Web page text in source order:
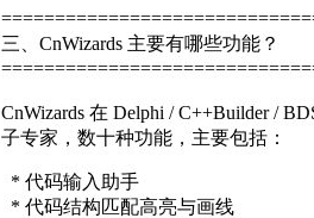
三、CnWizards 主要有哪些功能？
CnWizards 在 Delphi / C++Builder /
子专家，数十种功能，主要包括：
* 代码输入助手
* 代码结构匹配高亮与画线